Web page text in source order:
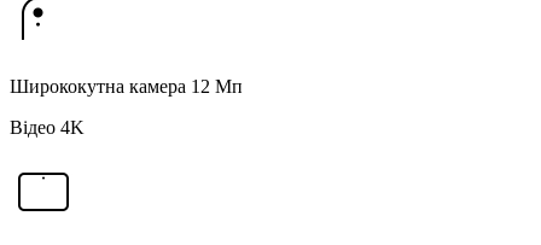
Ширококутна камера 12 Мп
Відео 4K